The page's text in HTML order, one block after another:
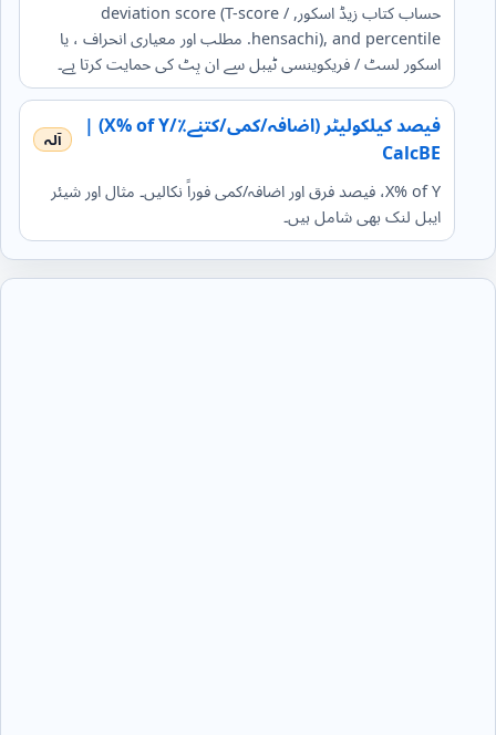
حساب کتاب زیڈ اسکور, deviation score (T-score /
hensachi), and percentile. مطلب اور معیاری انحراف ، یا
اسکور لسٹ / فریکوینسی ٹیبل سے ان پٹ کی حمایت کرتا ہے۔
فیصد کیلکولیٹر (اضافہ/کمی/کتنے٪/X% of Y) |
CalcBE
X% of Y، فیصد فرق اور اضافہ/کمی فوراً نکالیں۔ مثال اور شیئر
ایبل لنک بھی شامل ہیں۔